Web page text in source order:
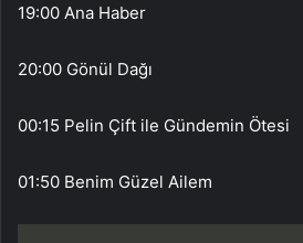
19:00 Ana Haber
20:00 Gönül Dağı
00:15 Pelin Çift ile Gündemin Ötesi
01:50 Benim Güzel Ailem